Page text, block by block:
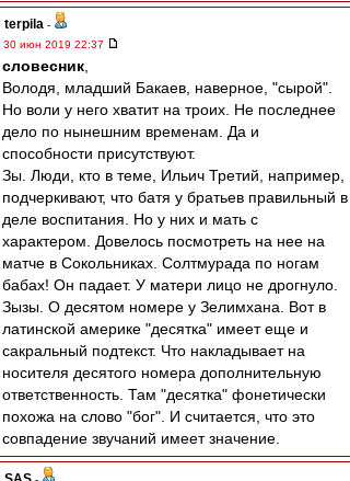
terpila -
30 июн 2019 22:37
словесник
Володя, младший Бакаев, наверное, "сырой".
Но воли у него хватит на троих. Не последнее
дело по нынешним временам. Да и
способности присутствуют.
Зы. Люди, кто в теме, Ильич Третий, например,
подчеркивают, что батя у братьев правильный в
деле воспитания. Но у них и мать с
характером. Довелось посмотреть на нее на
матче в Сокольниках. Солтмурада по ногам
бабах! Он падает. У матери лицо не дрогнуло.
Зызы. О десятом номере у Зелимхана. Вот в
латинской америке "десятка" имеет еще и
сакральный подтекст. Что накладывает на
носителя десятого номера дополнительную
ответственность. Там "десятка" фонетически
похожа на слово "бог". И считается, что это
совпадение звучаний имеет значение.